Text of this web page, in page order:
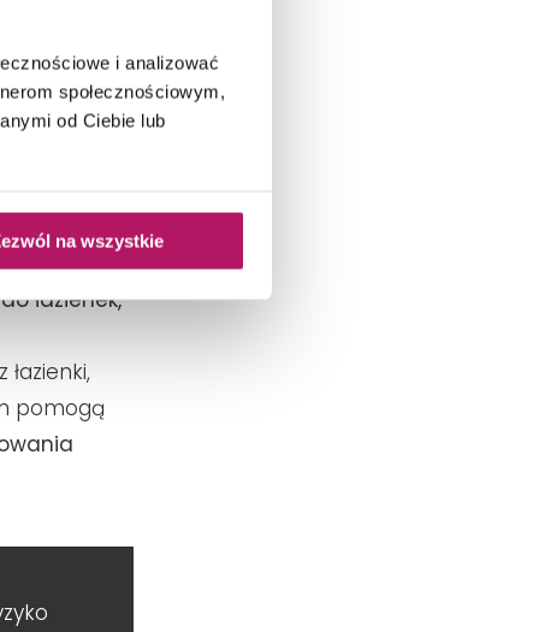
i analizować
społecznościowym,
od Ciebie lub
na wszystkie
łazienek,
pomogą